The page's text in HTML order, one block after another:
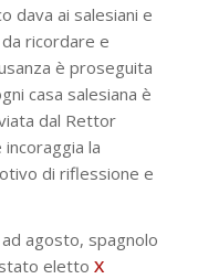
dava ai salesiani e
da ricordare e
è proseguita
casa salesiana è
dal Rettor
la
di riflessione e
ad agosto, spagnolo
eletto X